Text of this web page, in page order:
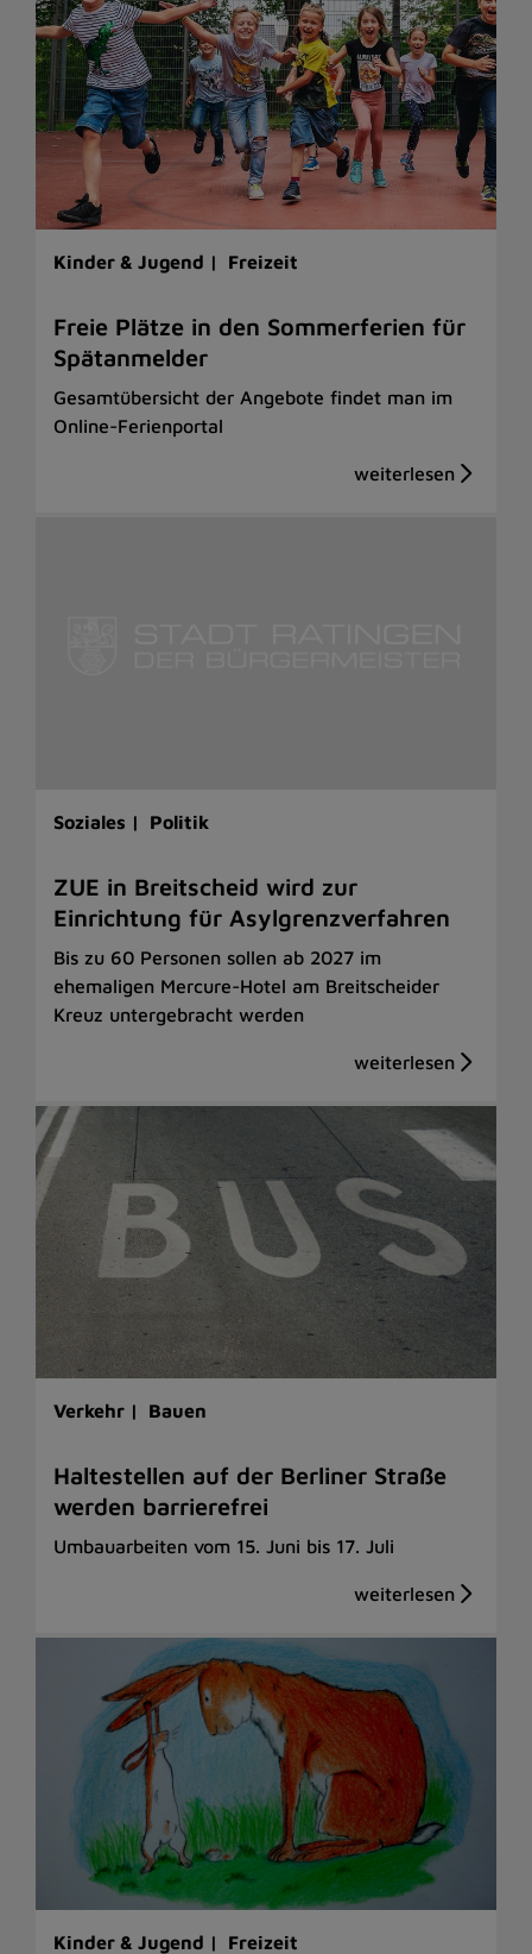
Kinder & Jugend | Freizeit
Freie Plätze in den Sommerferien für
Spätanmelder
Gesamtübersicht der Angebote findet man im
Online-Ferienportal
Soziales | Politik
ZUE in Breitscheid wird zur
Einrichtung für Asylgrenzverfahren
Bis zu 60 Personen sollen ab 2027 im
ehemaligen Mercure-Hotel am Breitscheider
Kreuz untergebracht werden
Verkehr | Bauen
Haltestellen auf der Berliner Straße
werden barrierefrei
Umbauarbeiten vom 15. Juni bis 17. Juli
Kinder & Jugend | Freizeit